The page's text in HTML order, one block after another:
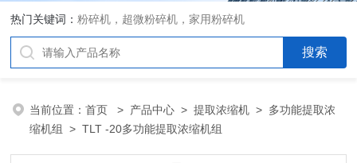
热门关键词：粉碎机，超微粉碎机，家用粉碎机
当前位置：首页 > 产品中心 >提取浓缩机 > 多功能提取浓
缩机组
> TLT -20多功能提取浓缩机组